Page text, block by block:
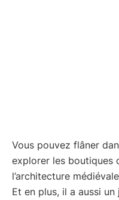
Vous pouvez flâner
explorer les boutiques
l’architecture
Et en plus, il a aussi